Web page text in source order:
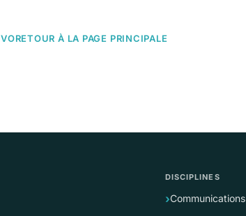
VORETOUR À LA PAGE PRINCIPALE
DISCIPLINES
Communications